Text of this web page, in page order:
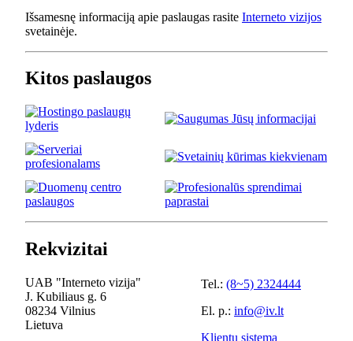
Išsamesnę informaciją apie paslaugas rasite Interneto vizijos
svetainėje.
Kitos paslaugos
Rekvizitai
UAB "Interneto vizija"
J. Kubiliaus g. 6
08234 Vilnius
Lietuva
Tel.: (8~5) 2324444
El. p.: info@iv.lt
Klientų sistema